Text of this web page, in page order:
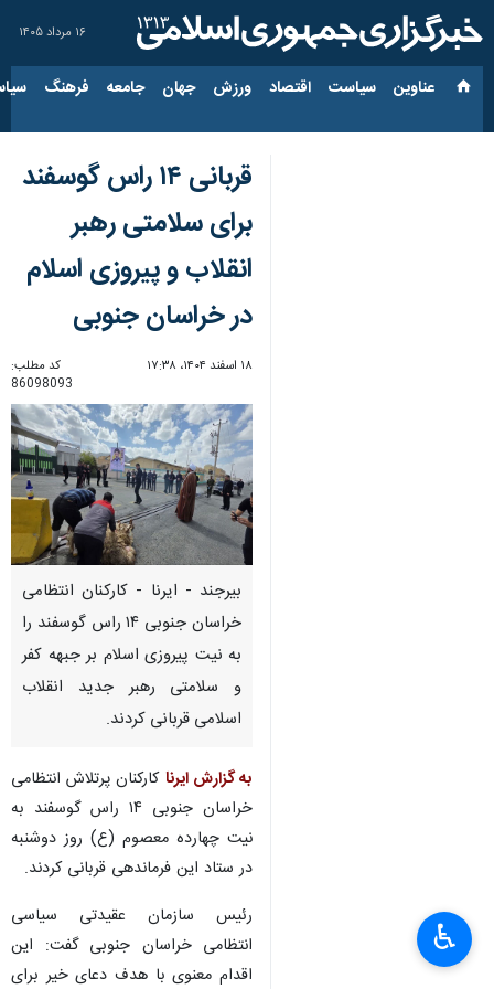
۱۶ مرداد ۱۴۰۵
عناوین‌ سیاست اقتصاد ورزش جهان جامعه فرهنگ
قربانی ۱۴ راس گوسفند
برای سلامتی رهبر
انقلاب و پیروزی اسلام
در خراسان جنوبی
۱۸ اسفند ۱۴۰۴، ۱۷:۳۸
کد مطلب:
86098093
بیرجند - ایرنا - کارکنان انتظامی
خراسان جنوبی ۱۴ راس گوسفند را
به نیت پیروزی اسلام بر جبهه کفر
و سلامتی رهبر جدید انقلاب
اسلامی قربانی کردند.
به گزارش ایرنا کارکنان پرتلاش انتظامی
خراسان جنوبی ۱۴ راس گوسفند به
نیت چهارده معصوم (ع) روز دوشنبه
در ستاد این فرماندهی قربانی کردند.
رئیس سازمان عقیدتی سیاسی
انتظامی خراسان جنوبی گفت: این
اقدام معنوی با هدف دعای خیر برای
♿︎